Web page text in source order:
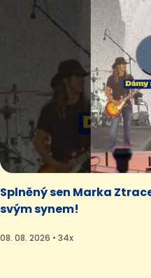
Splněný sen Marka
svým synem!
08. 08. 2026 • 34x